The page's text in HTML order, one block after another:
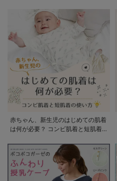
赤ちゃん、新生児のはじめての肌着
は何が必要？ コンビ肌着と短肌着